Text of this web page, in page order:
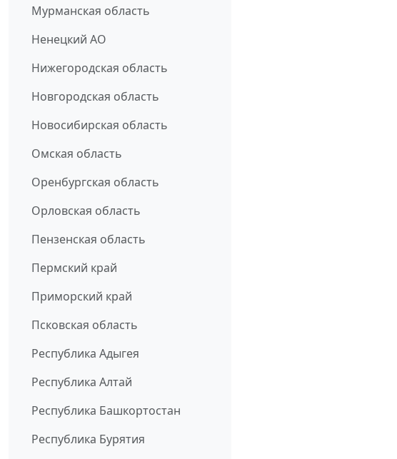
Мурманская область
Ненецкий АО
Нижегородская область
Новгородская область
Новосибирская область
Омская область
Оренбургская область
Орловская область
Пензенская область
Пермский край
Приморский край
Псковская область
Республика Адыгея
Республика Алтай
Республика Башкортостан
Республика Бурятия